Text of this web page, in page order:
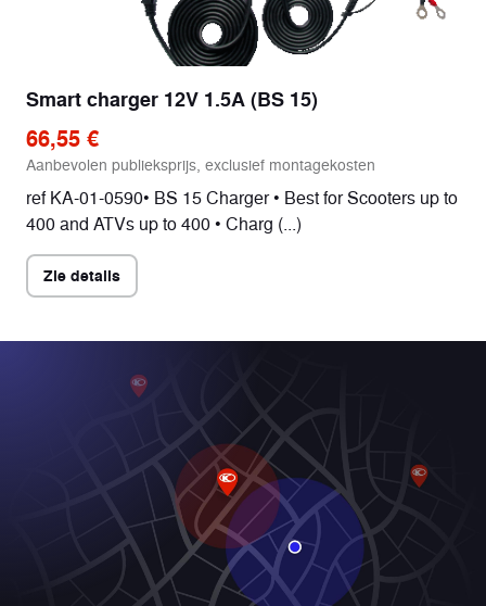
Smart charger 12V 1.5A (BS 15)
66,55 €
Aanbevolen publieksprijs, exclusief montagekosten
ref KA-01-0590• BS 15 Charger • Best for Scooters up to
400 and ATVs up to 400 • Charg (...)
Zie details